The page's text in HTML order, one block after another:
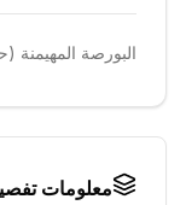
البورصة المهيمنة (حجم 24
معلومات